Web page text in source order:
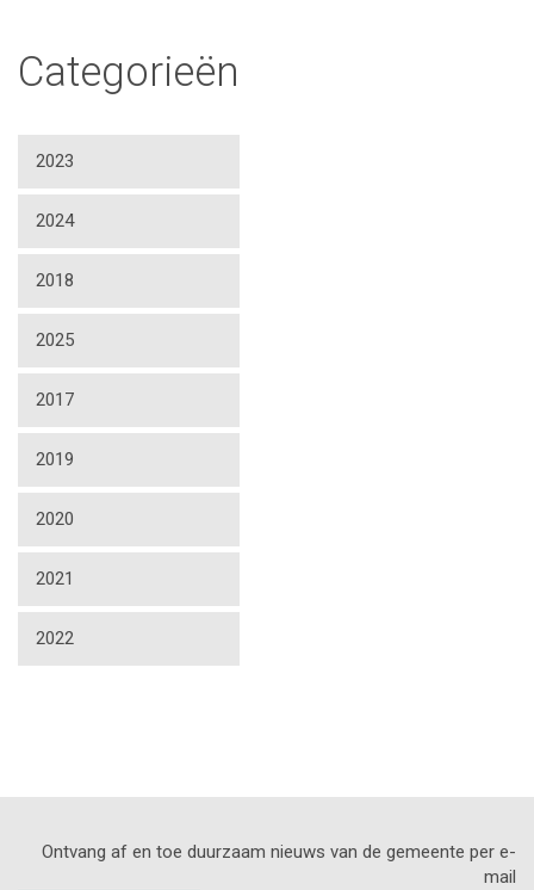
Categorieën
2023
2024
2018
2025
2017
2019
2020
2021
2022
Ontvang af en toe duurzaam nieuws van de gemeente per e-
mail